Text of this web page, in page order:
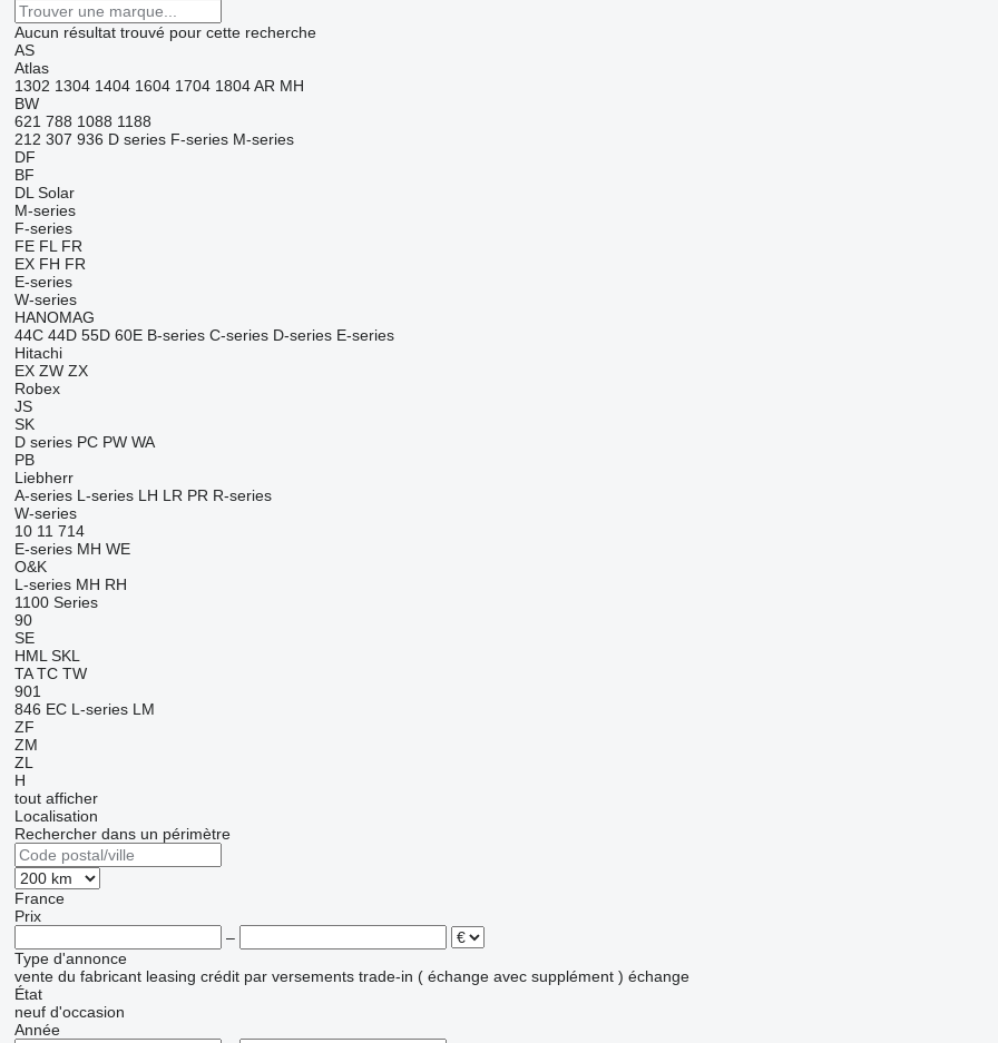
Aucun résultat trouvé pour cette recherche
AS
Atlas
1302 1304 1404 1604 1704 1804 AR MH
BW
621 788 1088 1188
212 307 936 D series F-series M-series
DF
BF
DL Solar
M-series
F-series
FE FL FR
EX FH FR
E-series
W-series
HANOMAG
44C 44D 55D 60E B-series C-series D-series E-series
Hitachi
EX ZW ZX
Robex
JS
SK
D series PC PW WA
PB
Liebherr
A-series L-series LH LR PR R-series
W-series
10 11 714
E-series MH WE
O&K
L-series MH RH
1100 Series
90
SE
HML SKL
TA TC TW
901
846 EC L-series LM
ZF
ZM
ZL
H
tout afficher
Localisation
Rechercher dans un périmètre
France
Prix
–
Type d'annonce
vente du fabricant leasing crédit par versements trade-in ( échange avec supplément ) échange
État
neuf d'occasion
Année